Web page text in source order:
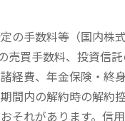
の手数料等（国内株
買手数料、投資信
経費、年金保険・終
間内の解約時の解約
それがあります。信